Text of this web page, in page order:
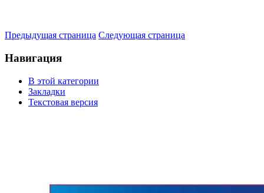
Предыдущая страница Следующая страница
Навигация
В этой категории
Закладки
Текстовая версия